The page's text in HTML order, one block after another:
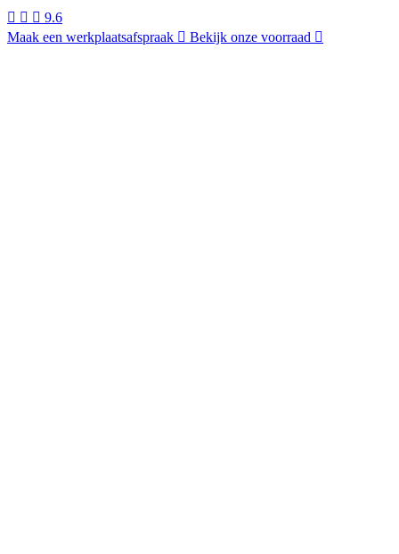
9.6
Maak een werkplaatsafspraak
Bekijk onze voorraad